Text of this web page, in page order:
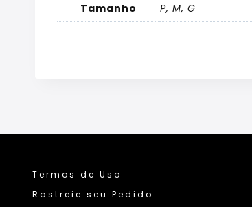
Tamanho
P, M, G
Termos de Uso
Rastreie seu Pedido